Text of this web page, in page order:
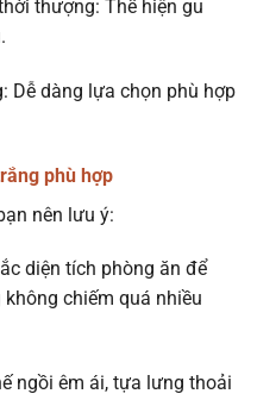
thượng: Thể hiện gu
Dễ dàng lựa chọn phù hợp
phù hợp
nên lưu ý:
diện tích phòng ăn để
chiếm quá nhiều
ngồi êm ái, tựa lưng thoải